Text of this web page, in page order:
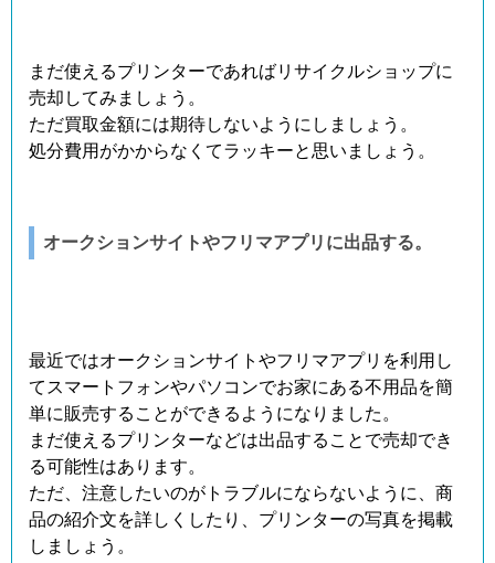
まだ使えるプリンターであればリサイクルショップに
売却してみましょう。
ただ買取金額には期待しないようにしましょう。
処分費用がかからなくてラッキーと思いましょう。
オークションサイトやフリマアプリに出品する。
最近ではオークションサイトやフリマアプリを利用し
てスマートフォンやパソコンでお家にある不用品を簡
単に販売することができるようになりました。
まだ使えるプリンターなどは出品することで売却でき
る可能性はあります。
ただ、注意したいのがトラブルにならないように、商
品の紹介文を詳しくしたり、プリンターの写真を掲載
しましょう。